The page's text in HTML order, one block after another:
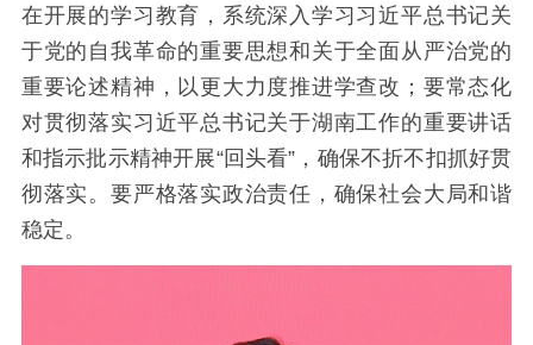
在开展的学习教育，系统深入学习习近平总书记关
于党的自我革命的重要思想和关于全面从严治党的
重要论述精神，以更大力度推进学查改；要常态化
对贯彻落实习近平总书记关于湖南工作的重要讲话
和指示批示精神开展“回头看” ，确保不折不扣抓好贯
彻落实。要严格落实政治责任，确保社会大局和谐
稳定。